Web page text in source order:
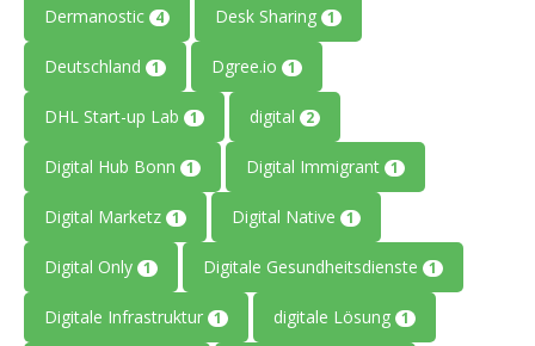
Dermanostic 4 Desk Sharing 1
Deutschland 1 Dgree.io 1
DHL Start-up Lab 1 digital 2
Digital Hub Bonn 1 Digital Immigrant 1
Digital Marketz 1 Digital Native 1
Digital Only 1 Digitale Gesundheitsdienste 1
Digitale Infrastruktur 1 digitale Lösung 1